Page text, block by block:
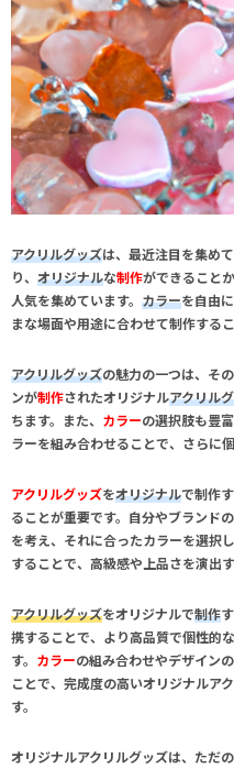
アクリルグッズは、最近注目を集め
り、 オリジナルな制作ができること
人気を集めています。 カラーを自由
まな場面や用途に合わせて制作するこ
アクリルグッズの魅力の一つは、そ
ンが制作されたオリジナルアクリル
ちます。また、 カラーの選択肢も豊
ラーを組み合わせることで、さらに
アクリルグッズをオリジナルで制作
ることが重要です。自分やブランド
を考え、それに合ったカラーを選択
することで、高級感や上品さを演出
アクリルグッズをオリジナルで制作
携することで、より高品質で個性的
す。 カラーの組み合わせやデザイン
ことで、完成度の高いオリジナルア
す。
オリジナルアクリルグッズは、ただ